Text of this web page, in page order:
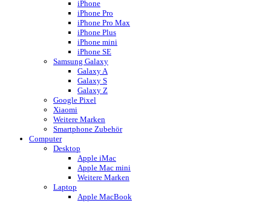
iPhone
iPhone Pro
iPhone Pro Max
iPhone Plus
iPhone mini
iPhone SE
Samsung Galaxy
Galaxy A
Galaxy S
Galaxy Z
Google Pixel
Xiaomi
Weitere Marken
Smartphone Zubehör
Computer
Desktop
Apple iMac
Apple Mac mini
Weitere Marken
Laptop
Apple MacBook